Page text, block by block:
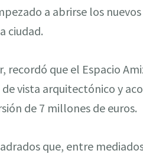
a abrirse los
ciudad.
recordó que el Espacio
vista arquitectónico y
de 7 millones de euros.
que, entre